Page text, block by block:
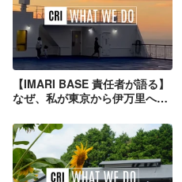
【IMARI BASE 責任者が語る】
なぜ、私が東京から伊万里へ来